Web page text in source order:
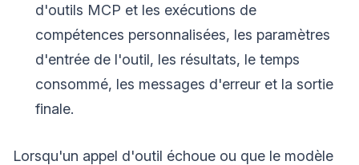
d'outils MCP et les exécutions de
compétences personnalisées, les paramètres
d'entrée de l'outil, les résultats, le temps
consommé, les messages d'erreur et la sortie
finale.
Lorsqu'un appel d'outil échoue ou que le modèle